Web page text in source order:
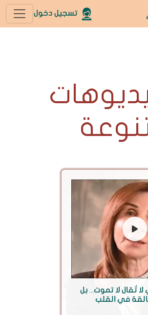
تسجيل دخول
لا تُقال لا تموت... بل
في القلب